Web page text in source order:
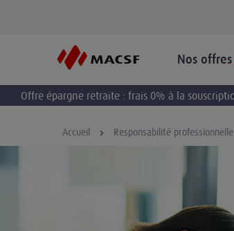
Nos offres
Offre épargne retraite : frais 0% à la
Accueil Responsabilité professionnelle